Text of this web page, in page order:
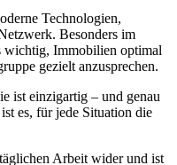
Technologien,
Besonders im
wichtig, Immobilien optimal
gezielt anzusprechen.
ist einzigartig – und genau
es, für jede Situation die
Arbeit wider und ist